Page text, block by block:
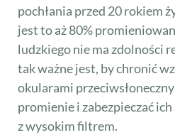
pochłania przed 20 rokiem
jest to aż 80%
ludzkiego nie ma zdolności
tak ważne jest, by chronić
okularami
promienie i zabezpieczać
z wysokim filtrem.